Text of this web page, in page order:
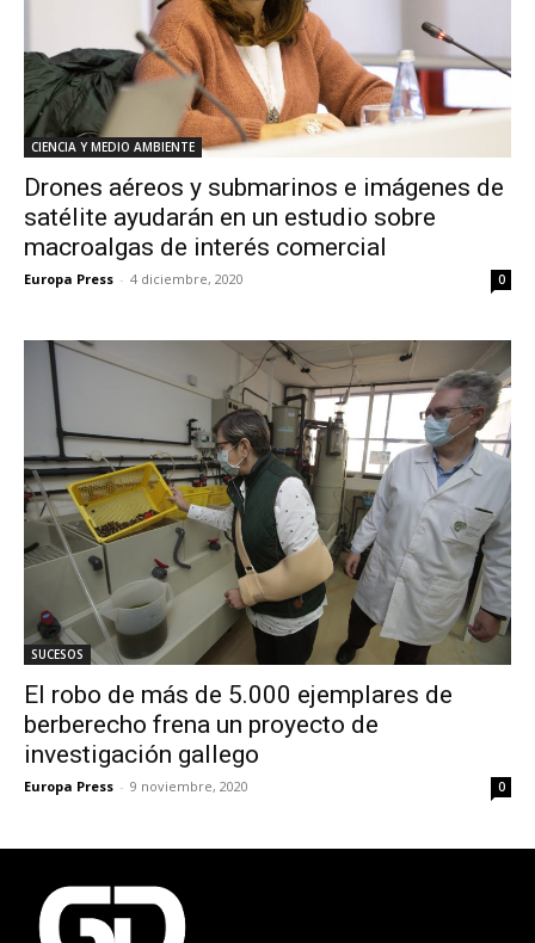
CIENCIA Y MEDIO AMBIENTE
Drones aéreos y submarinos e imágenes de
satélite ayudarán en un estudio sobre
macroalgas de interés comercial
Europa Press - 4 diciembre, 2020 0
SUCESOS
El robo de más de 5.000 ejemplares de
berberecho frena un proyecto de
investigación gallego
Europa Press - 9 noviembre, 2020 0